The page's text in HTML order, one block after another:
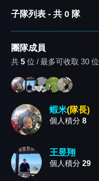
子隊列表 - 共 0 隊
團隊成員
共 5 位 /最多可收取 30 位
蝦米(隊長)
個人積分 8
王昱翔
個人積分 29